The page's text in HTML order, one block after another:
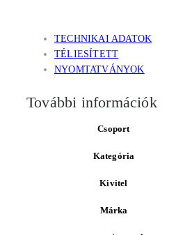
TECHNIKAI ADATOK
TÉLIESÍTETT
NYOMTATVÁNYOK
További információk
Csoport
Kategória
Kivitel
Márka